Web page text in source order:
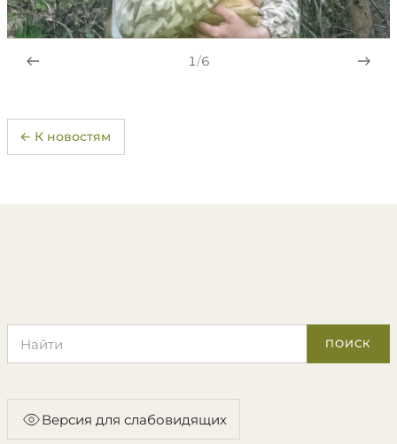
1/6
← К новостям
ПОИСК
Версия для слабовидящих